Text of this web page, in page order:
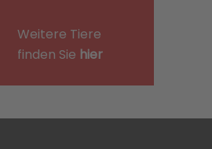
Weitere Tiere
finden Sie hier